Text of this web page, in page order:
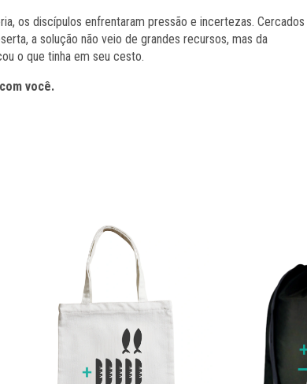
os discípulos enfrentaram pressão e incertezas. Cercados
a solução não veio de grandes recursos, mas da
o que tinha em seu cesto.
você.